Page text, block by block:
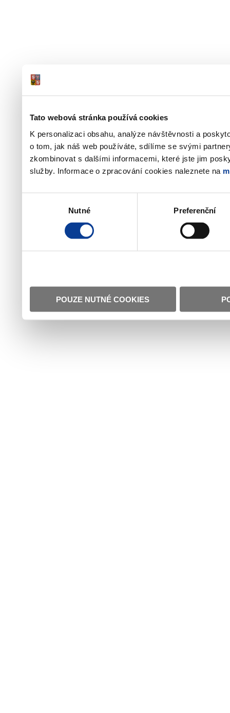
Tato webová stránka používá cookies
K personalizaci obsahu, analýze návštěvnosti a
o tom, jak náš web používáte, sdílíme se svými
zkombinovat s dalšími informacemi, které jste jim
služby. Informace o zpracování cookies naleznete na
Nutné Preferenční
POUZE NUTNÉ COOKIES